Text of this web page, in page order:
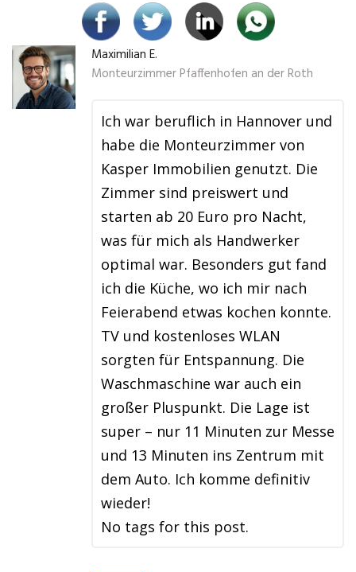
Maximilian E.
Monteurzimmer Pfaffenhofen an der Roth
Ich war beruflich in Hannover und
habe die Monteurzimmer von
Kasper Immobilien genutzt. Die
Zimmer sind preiswert und
starten ab 20 Euro pro Nacht,
was für mich als Handwerker
optimal war. Besonders gut fand
ich die Küche, wo ich mir nach
Feierabend etwas kochen konnte.
TV und kostenloses WLAN
sorgten für Entspannung. Die
Waschmaschine war auch ein
großer Pluspunkt. Die Lage ist
super – nur 11 Minuten zur Messe
und 13 Minuten ins Zentrum mit
dem Auto. Ich komme definitiv
wieder!
No tags for this post.